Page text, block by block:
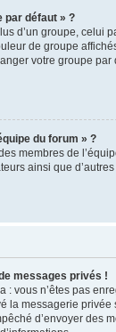
par défaut » ?
d’un groupe, celui
de groupe
votre groupe
du forum » ?
membres de
ainsi que
messages privés !
: vous n’êtes pas
la messagerie privée
d’envoyer des